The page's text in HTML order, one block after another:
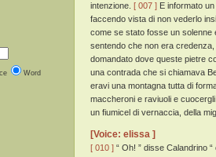
Word
intenzione. [ 007 ] E informato
faccendo vista di non vederlo
come se stato fosse un solenne
sentendo che non era
domandato dove queste pietre
una contrada che si chiamava
eravi una montagna tutta di
maccheroni e raviuoli e
un fiumicel di vernaccia, della
[Voice: elissa ]
[ 010 ] “ Oh! ” disse Calandrino